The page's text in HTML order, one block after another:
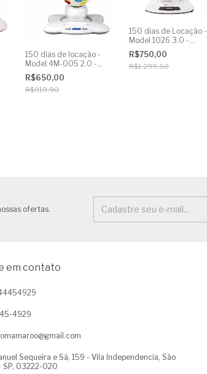
150 dias de locação -
Model:4M-005 2.0 -
Aluguel Mamaroo
R$650,00
R$919,90
150 dias de Locação -
Model 1026 3.0 -
Aluguel Mamaroo
R$750,00
R$1.299,50
ofertas.
em contato
4929
Sequeira e Sá, 159 - Vila Independencia, São
SP, 03222-020